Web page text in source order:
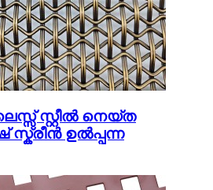
സ്റ്റീൽ നെയ്ത
ഉൽപ്പന്ന